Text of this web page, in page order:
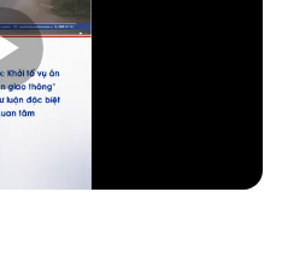
Play
Video